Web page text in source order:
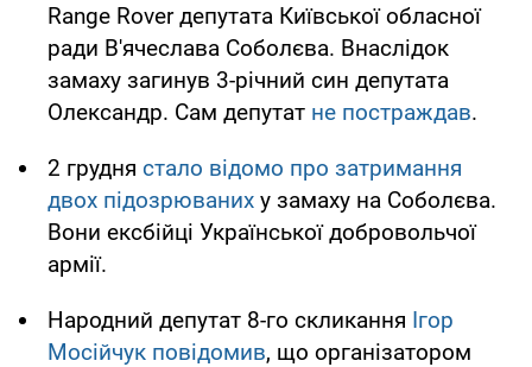
Range Rover депутата Київської обласної
ради В'ячеслава Соболєва. Внаслідок
замаху загинув 3-річний син депутата
Олександр. Сам депутат не постраждав.
2 грудня стало відомо про затримання
двох підозрюваних у замаху на Соболєва.
Вони ексбійці Української добровольчої
армії.
Народний депутат 8-го скликання Ігор
Мосійчук повідомив, що організатором